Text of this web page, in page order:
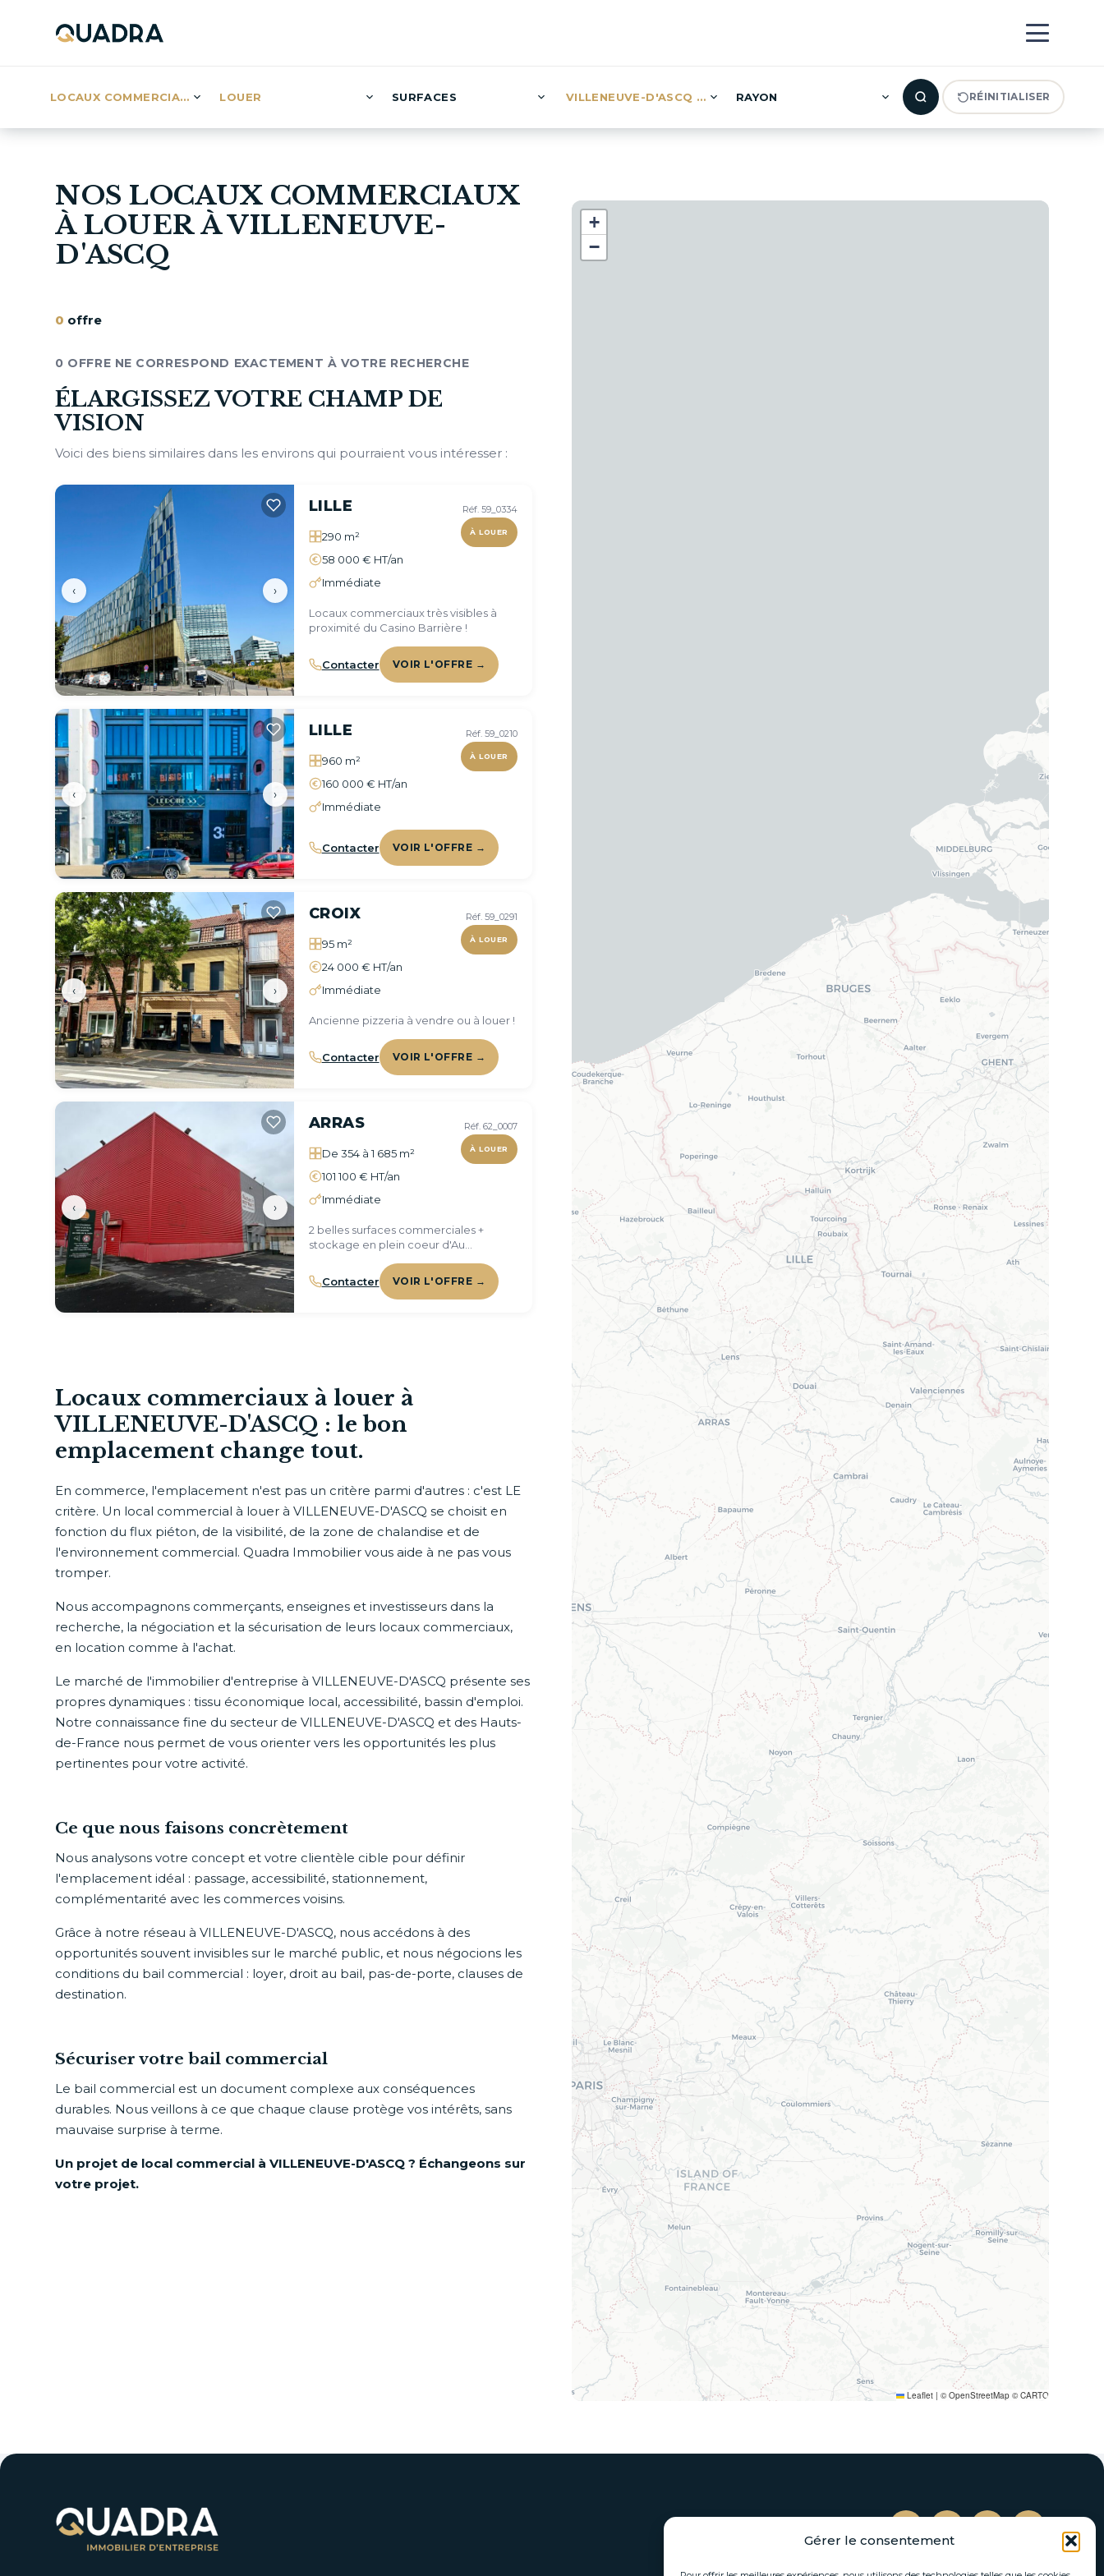
Gérer le consentement
LOCAUX COMMERCIAUX (6) LOUER SURFACES VILLENEUVE-D'ASCQ (26) RAYON RÉINITIALISER
NOS LOCAUX COMMERCIAUX
À LOUER À VILLENEUVE-
D'ASCQ
0 offre
0 OFFRE NE CORRESPOND EXACTEMENT À VOTRE RECHERCHE
ÉLARGISSEZ VOTRE CHAMP DE
VISION
Voici des biens similaires dans les environs qui pourraient vous intéresser :
‹ ›
Réf. 59_0334
À LOUER
LILLE
290 m²
58 000 € HT/an
Immédiate
Locaux commerciaux très visibles à
proximité du Casino Barrière !
Contacter VOIR L'OFFRE →
‹ ›
Réf. 59_0210
À LOUER
LILLE
960 m²
160 000 € HT/an
Immédiate
Contacter VOIR L'OFFRE →
‹ ›
Réf. 59_0291
À LOUER
CROIX
95 m²
24 000 € HT/an
Immédiate
Ancienne pizzeria à vendre ou à louer !
Contacter VOIR L'OFFRE →
‹ ›
Réf. 62_0007
À LOUER
ARRAS
De 354 à 1 685 m²
101 100 € HT/an
Immédiate
2 belles surfaces commerciales +
stockage en plein coeur d'Au
Contacter
VOIR L'OFFRE →
Locaux commerciaux à louer à
VILLENEUVE-D'ASCQ : le bon
emplacement change tout.
En commerce, l'emplacement n'est pas un critère parmi d'autres : c'est LE
critère. Un local commercial à louer à VILLENEUVE-D'ASCQ se choisit en
fonction du flux piéton, de la visibilité, de la zone de chalandise et de
l'environnement commercial. Quadra Immobilier vous aide à ne pas vous
tromper.
Nous accompagnons commerçants, enseignes et investisseurs dans la
recherche, la négociation et la sécurisation de leurs locaux commerciaux,
en location comme à l'achat.
Le marché de l'immobilier d'entreprise à VILLENEUVE-D'ASCQ présente ses
propres dynamiques : tissu économique local, accessibilité, bassin d'emploi.
Notre connaissance fine du secteur de VILLENEUVE-D'ASCQ et des Hauts-
de-France nous permet de vous orienter vers les opportunités les plus
pertinentes pour votre activité.
Ce que nous faisons concrètement
Nous analysons votre concept et votre clientèle cible pour définir
l'emplacement idéal : passage, accessibilité, stationnement,
complémentarité avec les commerces voisins.
Grâce à notre réseau à VILLENEUVE-D'ASCQ, nous accédons à des
opportunités souvent invisibles sur le marché public, et nous négocions les
conditions du bail commercial : loyer, droit au bail, pas-de-porte, clauses de
destination.
Sécuriser votre bail commercial
Le bail commercial est un document complexe aux conséquences
durables. Nous veillons à ce que chaque clause protège vos intérêts, sans
mauvaise surprise à terme.
Un projet de local commercial à VILLENEUVE-D'ASCQ ? Échangeons sur
votre projet.
+
−
Leaflet | © OpenStreetMap © CARTO